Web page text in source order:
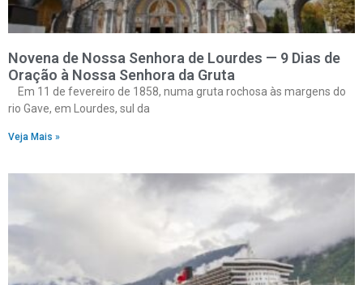
Novena de Nossa Senhora de Lourdes — 9 Dias de
Oração à Nossa Senhora da Gruta
Em 11 de fevereiro de 1858, numa gruta rochosa às margens do
rio Gave, em Lourdes, sul da
Veja Mais »